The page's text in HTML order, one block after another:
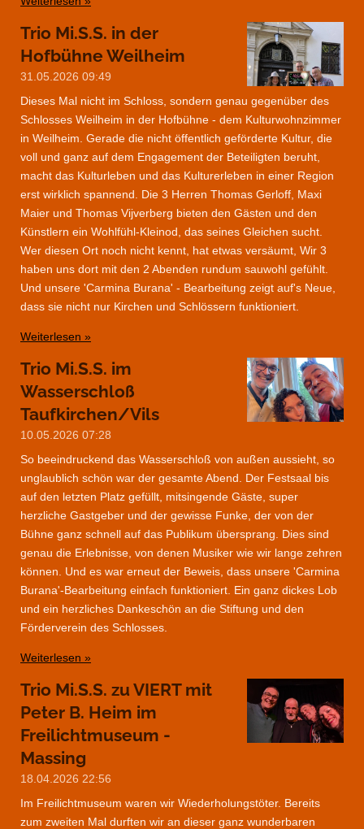
Trio Mi.S.S. in der
Hofbühne Weilheim
31.05.2026 09:49
Dieses Mal nicht im Schloss, sondern genau gegenüber des
Schlosses Weilheim in der Hofbühne - dem Kulturwohnzimmer
in Weilheim. Gerade die nicht öffentlich geförderte Kultur, die
voll und ganz auf dem Engagement der Beteiligten beruht,
macht das Kulturleben und das Kulturerleben in einer Region
erst wirklich spannend. Die 3 Herren Thomas Gerloff, Maxi
Maier und Thomas Vijverberg bieten den Gästen und den
Künstlern ein Wohlfühl-Kleinod, das seines Gleichen sucht.
Wer diesen Ort noch nicht kennt, hat etwas versäumt, Wir 3
haben uns dort mit den 2 Abenden rundum sauwohl gefühlt.
Und unsere 'Carmina Burana' - Bearbeitung zeigt auf's Neue,
dass sie nicht nur Kirchen und Schlössern funktioniert.
Weiterlesen »
Trio Mi.S.S. im
Wasserschloß
Taufkirchen/Vils
10.05.2026 07:28
So beeindruckend das Wasserschloß von außen aussieht, so
unglaublich schön war der gesamte Abend. Der Festsaal bis
auf den letzten Platz gefüllt, mitsingende Gäste, super
herzliche Gastgeber und der gewisse Funke, der von der
Bühne ganz schnell auf das Publikum übersprang. Dies sind
genau die Erlebnisse, von denen Musiker wie wir lange zehren
können. Und es war erneut der Beweis, dass unsere 'Carmina
Burana'-Bearbeitung einfach funktioniert. Ein ganz dickes Lob
und ein herzliches Dankeschön an die Stiftung und den
Förderverein des Schlosses.
Weiterlesen »
Trio Mi.S.S. zu VIERT mit
Peter B. Heim im
Freilichtmuseum -
Massing
18.04.2026 22:56
Im Freilichtmuseum waren wir Wiederholungstöter. Bereits
zum zweiten Mal durften wir an dieser ganz wunderbaren